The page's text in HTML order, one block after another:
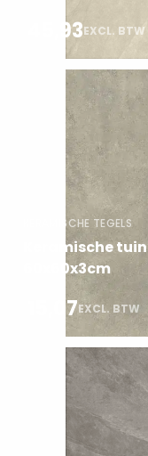
45,93EXCL. BTW
KERAMISCHE TEGELS
Keramische
60x60x3cm
15,07EXCL. BTW